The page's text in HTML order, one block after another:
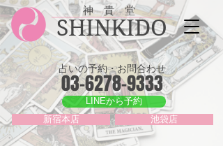
神 貴 堂
SHINKIDO
占いの予約・お問合わせ
03-6278-9333
LINEから予約
新宿本店 池袋店